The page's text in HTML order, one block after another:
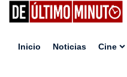
Inicio Noticias Cine